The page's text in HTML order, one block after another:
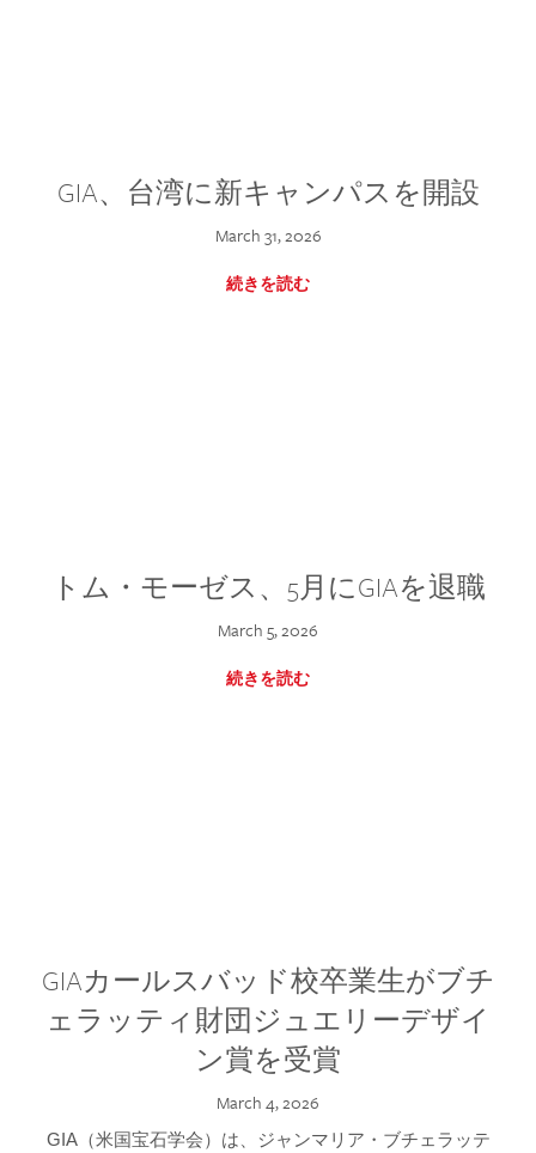
GIA、台湾に新キャンパスを開設
March 31, 2026
続きを読む
トム・モーゼス、5月にGIAを退職
March 5, 2026
続きを読む
GIAカールスバッド校卒業生がブチ
ェラッティ財団ジュエリーデザイ
ン賞を受賞
March 4, 2026
GIA（米国宝石学会）は、ジャンマリア・ブチェラッテ